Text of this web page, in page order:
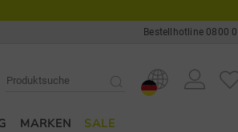
Bestellhotline 0800
MARKEN SALE